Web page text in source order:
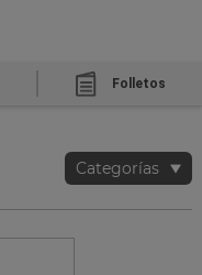
Folletos
Categorías